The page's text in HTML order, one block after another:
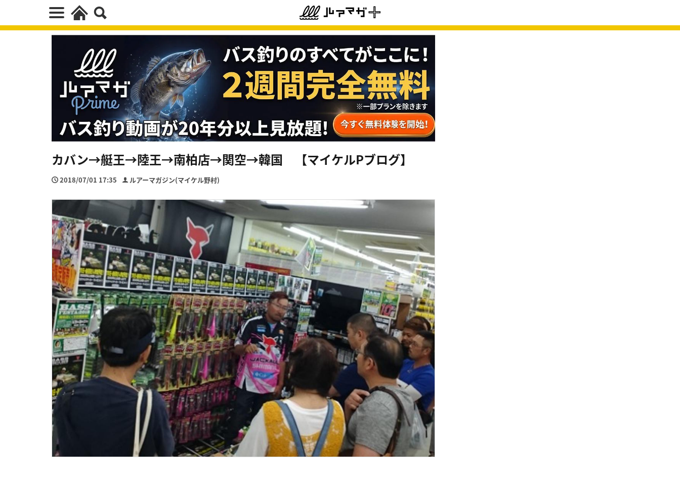
カバン→艇王→陸王→南柏店→関空→韓国 【マイケルPブログ】
2018/07/01 17:35 ルアーマガジン(マイケル野村)